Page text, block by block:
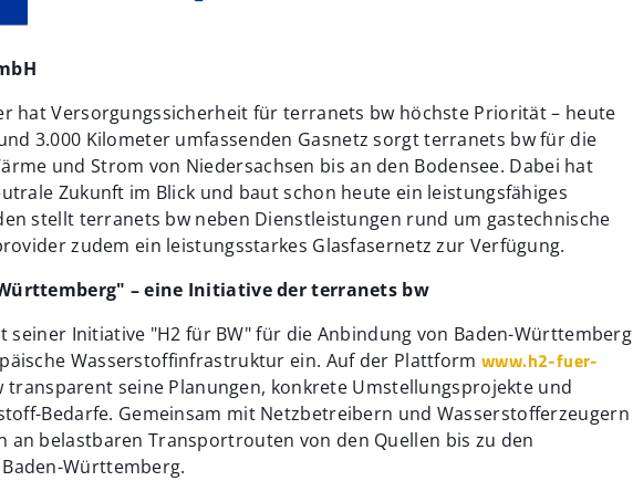
hat Versorgungssicherheit für terranets bw höchste Priorität – heute
3.000 Kilometer umfassenden Gasnetz sorgt terranets bw für die
und Strom von Niedersachsen bis an den Bodensee. Dabei hat
Zukunft im Blick und baut schon heute ein leistungsfähiges
stellt terranets bw neben Dienstleistungen rund um gastechnische
zudem ein leistungsstarkes Glasfasernetz zur Verfügung.
– eine Initiative der terranets bw
seiner Initiative "H2 für BW" für die Anbindung von Baden-Württemberg
Wasserstoffinfrastruktur ein. Auf der Plattform www.h2-fuer-
seine Planungen, konkrete Umstellungsprojekte und
Bedarfe. Gemeinsam mit Netzbetreibern und Wasserstofferzeugern
an belastbaren Transportrouten von den Quellen bis zu den
Württemberg.